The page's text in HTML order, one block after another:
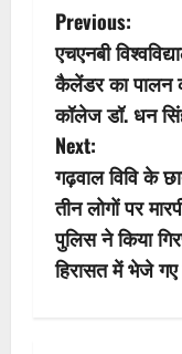
P
o
s
t
n
a
Previous:
एचएनबी
कैलेंडर का पालन
कॉलेज डॉ. धन
Next:
गढ़वाल विवि के
तीन लोगों पर
पुलिस ने किया
हिरासत में भेजे